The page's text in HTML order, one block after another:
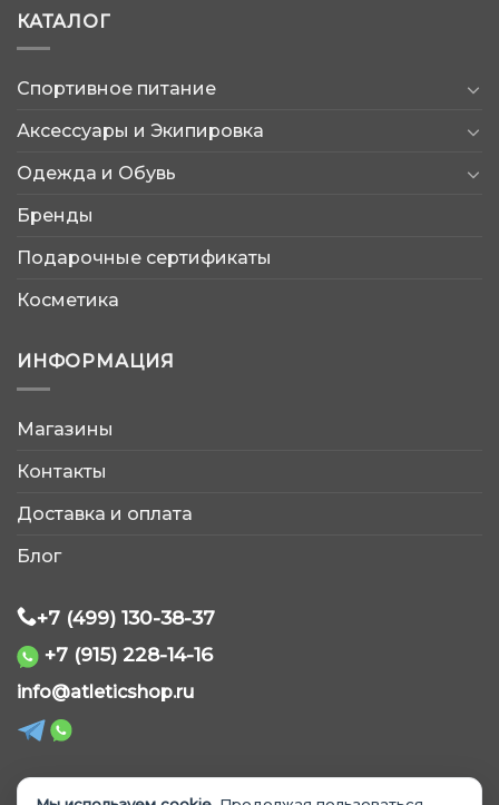
КАТАЛОГ
Спортивное питание
Аксессуары и Экипировка
Одежда и Обувь
Бренды
Подарочные сертификаты
Косметика
ИНФОРМАЦИЯ
Магазины
Контакты
Доставка и оплата
Блог
+7 (499) 130-38-37
+7 (915) 228-14-16
info@atleticshop.ru